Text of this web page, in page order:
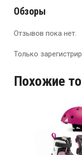
Обзоры
Отзывов пока нет.
Только
Похожие